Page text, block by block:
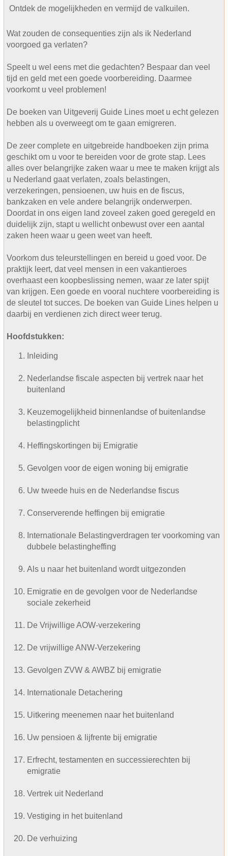
Ontdek de mogelijkheden en vermijd de valkuilen.
Wat zouden de consequenties zijn als ik Nederland
voorgoed ga verlaten?
Speelt u wel eens met die gedachten? Bespaar dan veel
tijd en geld met een goede voorbereiding. Daarmee
voorkomt u veel problemen!
De boeken van Uitgeverij Guide Lines moet u echt gelezen
hebben als u overweegt om te gaan emigreren.
De zeer complete en uitgebreide handboeken zijn prima
geschikt om u voor te bereiden voor de grote stap. Lees
alles over belangrijke zaken waar u mee te maken krijgt als
u Nederland gaat verlaten, zoals belastingen,
verzekeringen, pensioenen, uw huis en de fiscus,
bankzaken en vele andere belangrijk onderwerpen.
Doordat in ons eigen land zoveel zaken goed geregeld en
duidelijk zijn, stapt u wellicht onbewust over een aantal
zaken heen waar u geen weet van heeft.
Voorkom dus teleurstellingen en bereid u goed voor. De
praktijk leert, dat veel mensen in een vakantieroes
overhaast een koopbeslissing nemen, waar ze later spijt
van krijgen. Een goede en vooral nuchtere voorbereiding is
de sleutel tot succes. De boeken van Guide Lines helpen u
daarbij en verdienen zich direct weer terug.
Hoofdstukken:
Inleiding
Nederlandse fiscale aspecten bij vertrek naar het
buitenland
Keuzemogelijkheid binnenlandse of buitenlandse
belastingplicht
Heffingskortingen bij Emigratie
Gevolgen voor de eigen woning bij emigratie
Uw tweede huis en de Nederlandse fiscus
Conserverende heffingen bij emigratie
Internationale Belastingverdragen ter voorkoming van
dubbele belastingheffing
Als u naar het buitenland wordt uitgezonden
Emigratie en de gevolgen voor de Nederlandse
sociale zekerheid
De Vrijwillige AOW-verzekering
De vrijwillige ANW-Verzekering
Gevolgen ZVW & AWBZ bij emigratie
Internationale Detachering
Uitkering meenemen naar het buitenland
Uw pensioen & lijfrente bij emigratie
Erfrecht, testamenten en successierechten bij
emigratie
Vertrek uit Nederland
Vestiging in het buitenland
De verhuizing